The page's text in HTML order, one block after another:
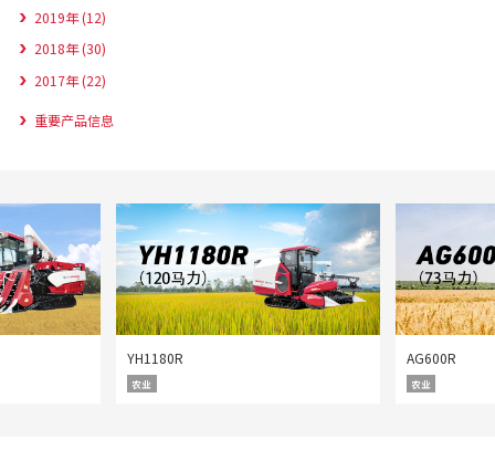
2019年 (12)
2018年 (30)
2017年 (22)
重要产品信息
YH1180R
农业
AG600R
农业